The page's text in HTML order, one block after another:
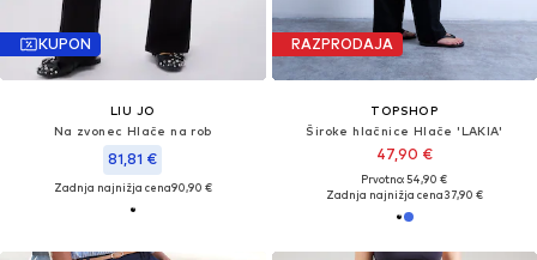
KUPON
LIU JO
Na zvonec Hlače na rob
81,81 €
Zadnja najnižja cena90,90 €
RAZPRODAJA
TOPSHOP
Široke hlačnice Hlače 'LAKIA'
47,90 €
Prvotno: 54,90 €
Zadnja najnižja cena37,90 €